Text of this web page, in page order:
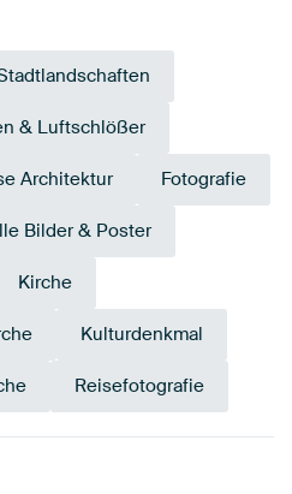
& Luftschlößer
Architektur Fotografie
Bilder & Poster
Kirche
Kulturdenkmal
Reisefotografie